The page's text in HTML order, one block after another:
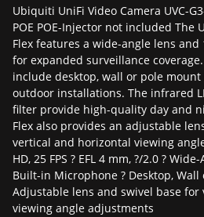
Ubiquiti UniFi Video Camera UVC-
POE POE-Injector not included The
Flex features a wide-angle lens
for expanded surveillance
include desktop, wall or pole
outdoor installations. The infrared
filter provide high-quality day and
Flex also provides an adjustable
vertical and horizontal viewing
HD, 25 FPS ? EFL 4 mm, ?/2.0 ?
Built-in Microphone ? Desktop, Wall
Adjustable lens and swivel base
viewing angle adjustments